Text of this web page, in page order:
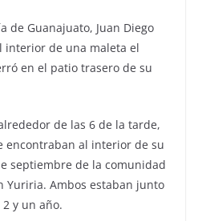
de Guanajuato, Juan Diego
interior de una maleta el
en el patio trasero de su
de las 6 de la tarde,
encontraban al interior de su
septiembre de la comunidad
Yuriria. Ambos estaban junto
y un año.